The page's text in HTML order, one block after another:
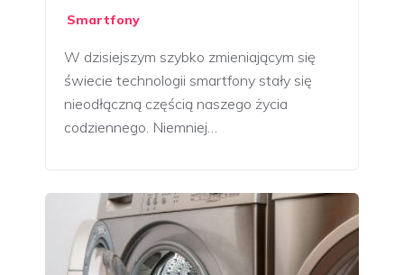
Smartfony
W dzisiejszym szybko zmieniającym się
świecie technologii smartfony stały się
nieodłączną częścią naszego życia
codziennego. Niemniej…